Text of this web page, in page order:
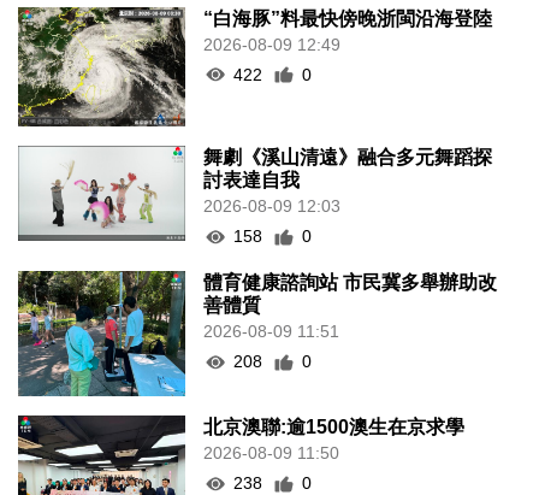
“白海豚”料最快傍晚浙閩沿海登陸
2026-08-09 12:49
422
0
舞劇《溪山清遠》融合多元舞蹈探
討表達自我
2026-08-09 12:03
158
0
體育健康諮詢站 市民冀多舉辦助改
善體質
2026-08-09 11:51
208
0
北京澳聯:逾1500澳生在京求學
2026-08-09 11:50
238
0